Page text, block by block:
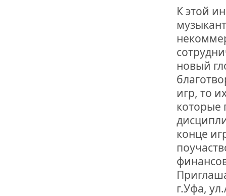
К этой
новый
игр, то
которые
конце
г.Уфа,